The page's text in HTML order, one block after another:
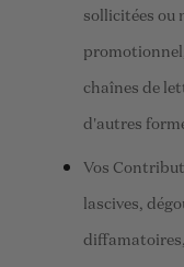
sollicitées ou
chaînes de
d'autres
Vos
lascives,